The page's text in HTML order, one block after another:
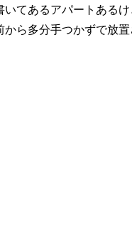
てあるアパートある
ら多分手つかずで放